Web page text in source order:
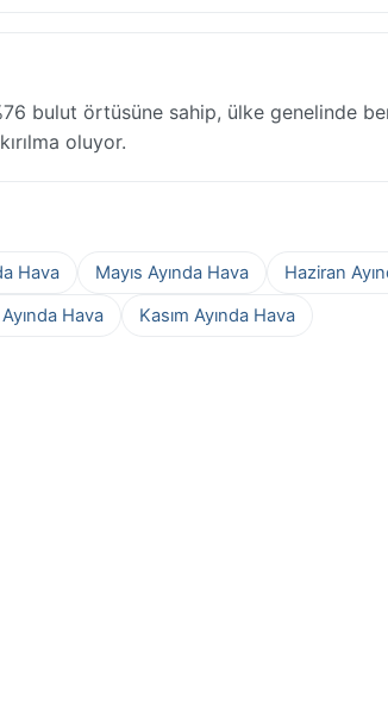
bulut örtüsüne sahip, ülke genelinde
oluyor.
Hava Mayıs Ayında Hava
Haziran
Hava
Kasım Ayında Hava